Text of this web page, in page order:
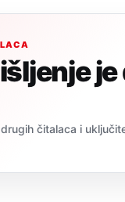
je
čitalaca i